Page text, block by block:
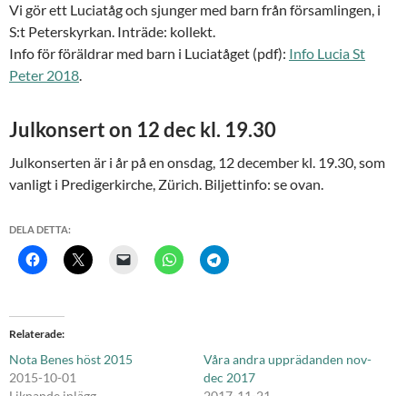
Vi gör ett Luciatåg och sjunger med barn från församlingen, i
S:t Peterskyrkan. Inträde: kollekt.
Info för föräldrar med barn i Luciatåget (pdf): Info Lucia St
Peter 2018.
Julkonsert on 12 dec kl. 19.30
Julkonserten är i år på en onsdag, 12 december kl. 19.30, som
vanligt i Predigerkirche, Zürich. Biljettinfo: se ovan.
DELA DETTA:
Relaterade
Nota Benes höst 2015
2015-10-01
Våra andra upprädanden nov-
dec 2017